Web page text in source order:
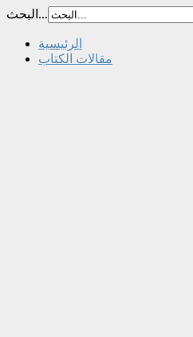
البحث...
الرئيسية
مقالات الكتاب